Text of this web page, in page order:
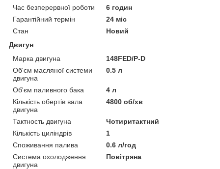
Час безперервної роботи
6 годин
Гарантійний термін
24 міс
Стан
Новий
Двигун
Марка двигуна
148FED/P-D
Об'єм масляної системи
двигуна
0.5 л
Об'єм паливного бака
4 л
Кількість обертів вала
двигуна
4800 об/хв
Тактность двигуна
Чотиритактний
Кількість циліндрів
1
Споживання палива
0.6 л/год
Система охолодження
двигуна
Повітряна